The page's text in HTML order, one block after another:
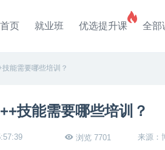
首页 就业班 优选提升课 全部
技能需要哪些培训？
技能需要哪些培训？
浏览 7701 来源：